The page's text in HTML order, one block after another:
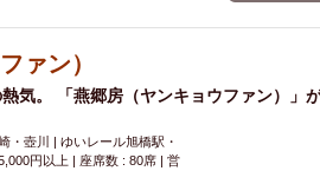
ァン）
気。 「燕郷房（ヤンキョウファン）」
・壺川 | ゆいレール旭橋駅・
円以上 | 座席数 : 80席 | 営